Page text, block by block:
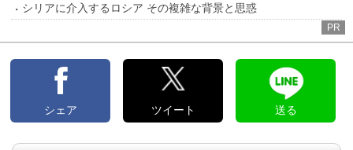
シリアに介入するロシア その複雑な背景と思惑
PR
シェア ツイート 送る